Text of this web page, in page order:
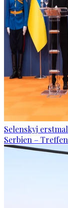
Selenskyj
Serbien –